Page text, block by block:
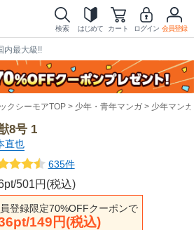
検索 はじめて カート ログイン 会員登録
内最大級!!
クシーモアTOP 少年・青年マンガ 少年マンガ
8号 1
直也
635件
501円(税込)
登録限定70%OFFクーポンで
149円(税込)